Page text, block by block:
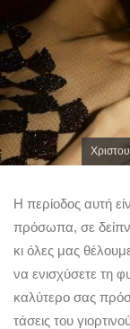
Η περίοδος αυτή
πρόσωπα, σε
κι όλες μας
να ενισχύσετε τη
καλύτερο σας
τάσεις του